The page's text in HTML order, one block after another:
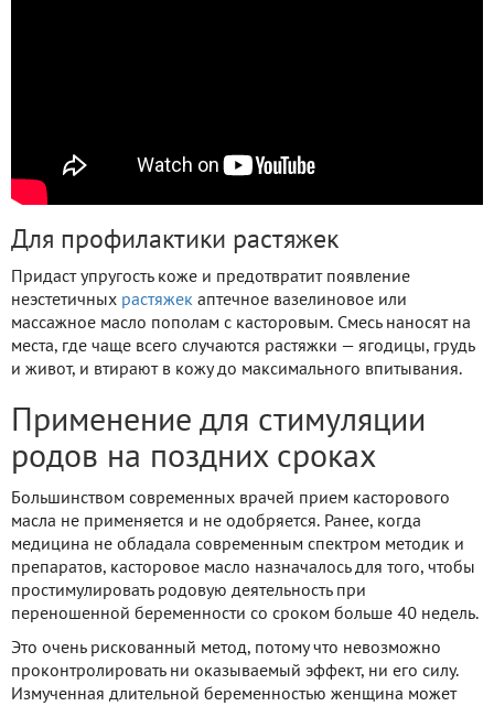
Для профилактики растяжек
Придаст упругость коже и предотвратит появление
неэстетичных растяжек аптечное вазелиновое или
массажное масло пополам с касторовым. Смесь наносят на
места, где чаще всего случаются растяжки — ягодицы, грудь
и живот, и втирают в кожу до максимального впитывания.
Применение для стимуляции
родов на поздних сроках
Большинством современных врачей прием касторового
масла не применяется и не одобряется. Ранее, когда
медицина не обладала современным спектром методик и
препаратов, касторовое масло назначалось для того, чтобы
простимулировать родовую деятельность при
переношенной беременности со сроком больше 40 недель.
Это очень рискованный метод, потому что невозможно
проконтролировать ни оказываемый эффект, ни его силу.
Измученная длительной беременностью женщина может